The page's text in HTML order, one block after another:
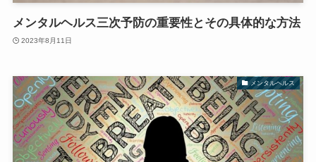
メンタルヘルス三次予防の重要性とその具体的な方法
2023年8月11日
メンタルヘルス